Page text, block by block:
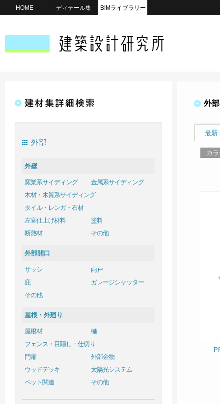
HOME ディテール集 BIMライブラリー
外部
外壁
窯業系サイディング
金属系サイディング
木材・木質系サイディング
タイル・レンガ・石材
左官仕上げ材料
塗料
断熱材
その他
外部開口
サッシ
雨戸
庇
ガレージシャッター
その他
屋根・外廻り
屋根材
樋
フェンス・目隠し・仕切り
門扉
外部金物
ウッドデッキ
太陽光システム
ペット関連
その他
外
最新
カ